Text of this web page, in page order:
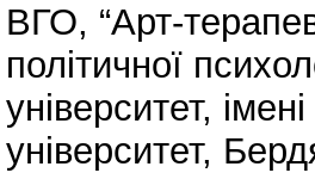
ВГО, “Арт-
політичної
університет,
університет,